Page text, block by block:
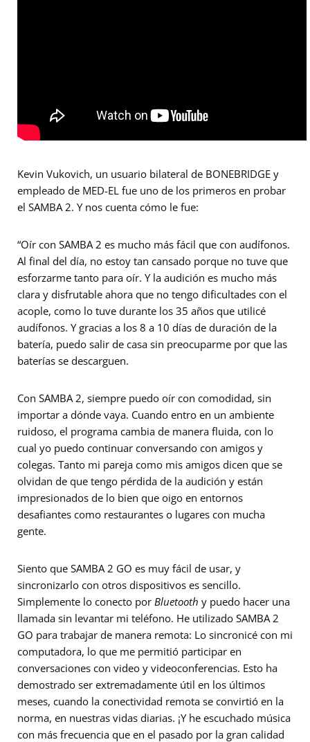
Kevin Vukovich, un usuario bilateral de BONEBRIDGE y
empleado de MED-EL fue uno de los primeros en probar
el SAMBA 2. Y nos cuenta cómo le fue:
“Oír con SAMBA 2 es mucho más fácil que con audífonos.
Al final del día, no estoy tan cansado porque no tuve que
esforzarme tanto para oír. Y la audición es mucho más
clara y disfrutable ahora que no tengo dificultades con el
acople, como lo tuve durante los 35 años que utilicé
audífonos. Y gracias a los 8 a 10 días de duración de la
batería, puedo salir de casa sin preocuparme por que las
baterías se descarguen.
Con SAMBA 2, siempre puedo oír con comodidad, sin
importar a dónde vaya. Cuando entro en un ambiente
ruidoso, el programa cambia de manera fluida, con lo
cual yo puedo continuar conversando con amigos y
colegas. Tanto mi pareja como mis amigos dicen que se
olvidan de que tengo pérdida de la audición y están
impresionados de lo bien que oigo en entornos
desafiantes como restaurantes o lugares con mucha
gente.
Siento que SAMBA 2 GO es muy fácil de usar, y
sincronizarlo con otros dispositivos es sencillo.
Simplemente lo conecto por Bluetooth y puedo hacer una
llamada sin levantar mi teléfono. He utilizado SAMBA 2
GO para trabajar de manera remota: Lo sincronicé con mi
computadora, lo que me permitió participar en
conversaciones con video y videoconferencias. Esto ha
demostrado ser extremadamente útil en los últimos
meses, cuando la conectividad remota se convirtió en la
norma, en nuestras vidas diarias. ¡Y he escuchado música
con más frecuencia que en el pasado por la gran calidad